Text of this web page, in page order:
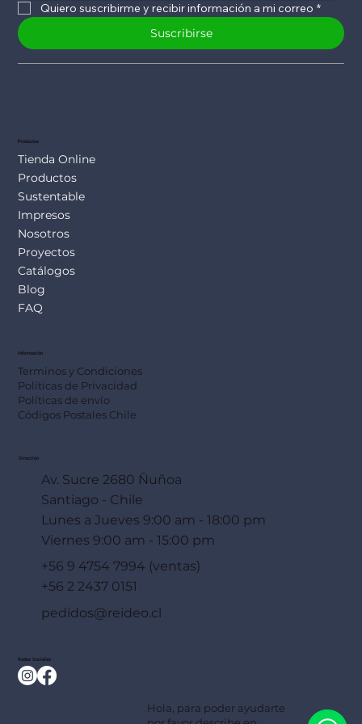
Quiero suscribirme y recibir información a mi correo *
Suscribirse
Productos
Tienda Online
Productos
Sustentable
Impresos
Nosotros
Proyectos
Catálogos
Blog
FAQ
Información
Terminos y Condiciones
Políticas de Privacidad
Políticas de envío
Códigos Postales Chile
Dirección
Av. Sucre 2680 Ñuñoa
Santiago - Chile
Lunes a Jueves 9:00 am - 18:00 pm
Viernes 9:00 am - 15:00 pm
+56 9 4754 7994 (ventas)
+56 2 2437 0151
pedidos@reideo.cl
Redes Sociales
Hola, para poder ayudarte